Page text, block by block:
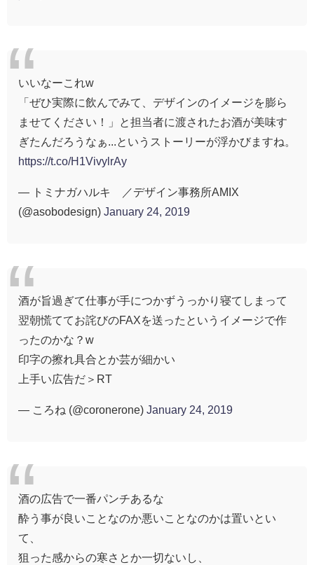
いいなーこれw
「ぜひ実際に飲んでみて、デザインのイメージを膨ら
ませてください！」と担当者に渡されたお酒が美味す
ぎたんだろうなぁ...というストーリーが浮かびますね。
https://t.co/H1VivylrAy
— トミナガハルキ™／デザイン事務所AMIX
(@asobodesign) January 24, 2019
酒が旨過ぎて仕事が手につかずうっかり寝てしまって
翌朝慌ててお詫びのFAXを送ったというイメージで作
ったのかな？w
印字の擦れ具合とか芸が細かい
上手い広告だ＞RT
— ころね (@coronerone) January 24, 2019
酒の広告で一番パンチあるな
酔う事が良いことなのか悪いことなのかは置いとい
て、
狙った感からの寒さとか一切ないし、